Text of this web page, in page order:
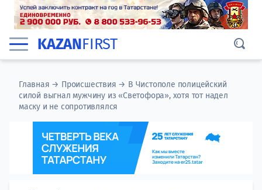
KAZANFIRST
Главная → Происшествия → В Чистополе полицейский
силой выгнал мужчину из «Светофора», хотя тот надел
маску и не сопротивлялся